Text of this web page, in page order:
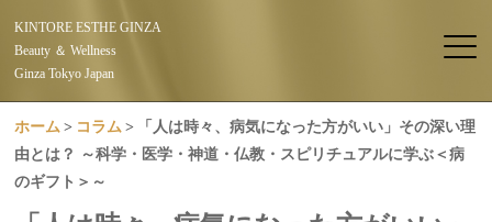
KINTORE ESTHE GINZA
Beauty ＆ Wellness
Ginza Tokyo Japan
ホーム コラム
「人は時々、病気になった方がいい」その深い理
由とは？ ～科学・医学・神道・仏教・スピリチュアルに学ぶ＜病
のギフト＞～